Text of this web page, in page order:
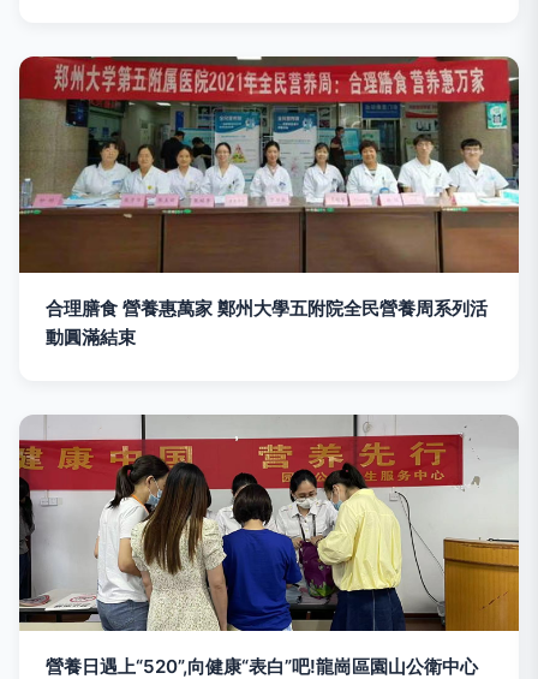
合理膳食 營養惠萬家 鄭州大學五附院全民營養周系列活
動圓滿結束
營養日遇上“520”,向健康“表白”吧!龍崗區園山公衛中心